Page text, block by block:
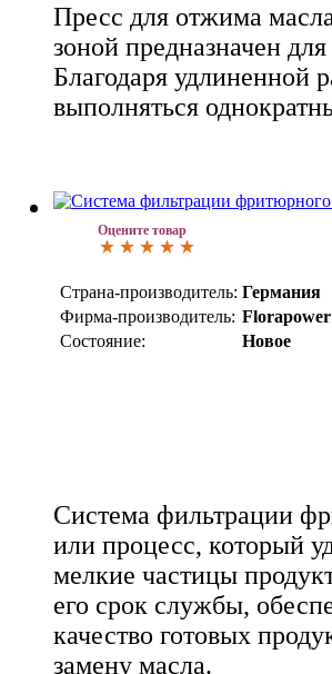
Пресс для отжима
зоной предназначен
Благодаря удлиненной
выполняться
Оцените товар
Страна-производитель: Германия
Фирма-производитель: Florapower
Состояние:
Новое
Система фильтрации
или процесс, который
мелкие частицы
его срок службы,
качество готовых
замену масла.